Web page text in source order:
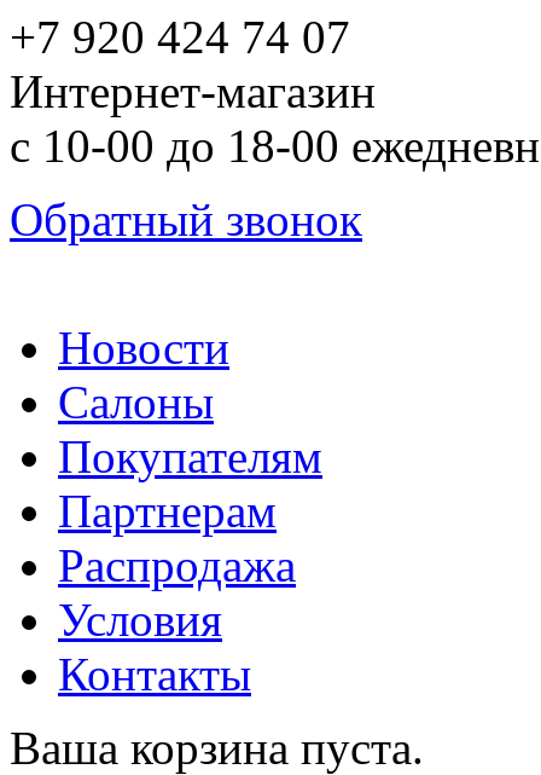
+7 920 424 74 07
Интернет-магазин
с 10-00 до 18-00
Обратный звонок
Новости
Салоны
Покупателям
Партнерам
Распродажа
Условия
Контакты
Ваша корзина пуста.